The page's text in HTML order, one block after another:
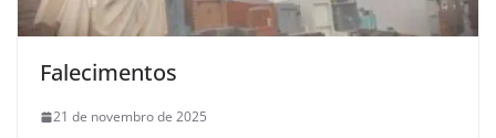
Falecimentos
21 de novembro de 2025